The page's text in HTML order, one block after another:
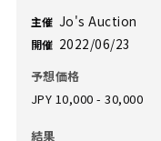
主催 Jo's Auction
開催 2022/06/23
予想価格
JPY 10,000 - 30,000
結果